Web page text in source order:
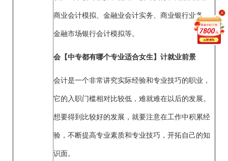
商业会计模拟、金融业会计实务、商业银行业务、
金融市场银行会计模拟等。
会【中专都有哪个专业适合女生】计就业前景
会计是一个非常讲究实际经验和专业技巧的职业，
它的入职门槛相对比较低，难就难在以后的发展。
想要得到比较好的发展，就要注意在工作中积累经
验，不断提高专业素质和专业技巧，开拓自己的知
识面。